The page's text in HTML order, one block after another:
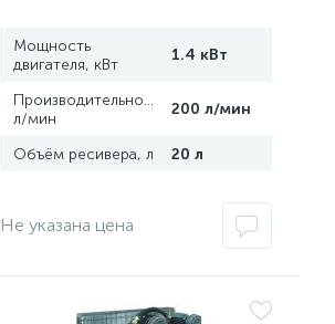
Мощность
двигателя, кВт
1.4 кВт
Производительность,
л/мин
200 л/мин
Объём ресивера, л 20 л
Не указана цена